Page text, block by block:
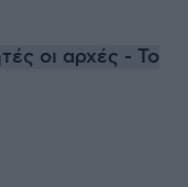
οι αρχές - Το